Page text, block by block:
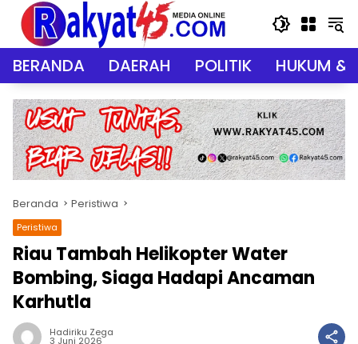
Langsung
konten
BERANDA DAERAH POLITIK HUKUM &
Beranda Peristiwa
Peristiwa
Riau Tambah Helikopter Water
Bombing, Siaga Hadapi Ancaman
Karhutla
Hadiriku Zega
3 Juni 2026